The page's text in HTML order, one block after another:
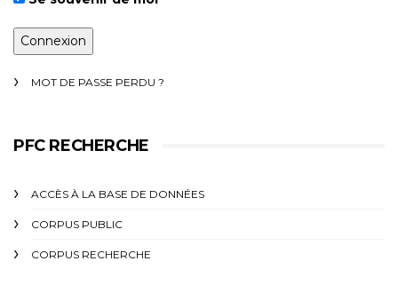
MOT DE PASSE PERDU ?
PFC RECHERCHE
ACCÈS À LA BASE DE DONNÉES
CORPUS PUBLIC
CORPUS RECHERCHE